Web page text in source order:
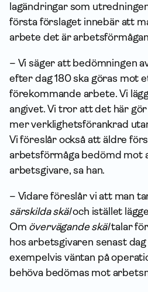
lagändringar som
första förslaget innebär att
arbete det är
– Vi säger att bedömningen
efter dag 180 ska göras mot
förekommande arbete. Vi
angivet. Vi tror att det här
mer verklighetsförankrad
Vi föreslår också att äldre
arbetsförmåga bedömd mot
arbetsgivare, sa han.
– Vidare föreslår vi att man
särskilda skäloch istället
Om övervägande skältalar
hos arbetsgivaren senast
exempelvis väntan på
behöva bedömas mot